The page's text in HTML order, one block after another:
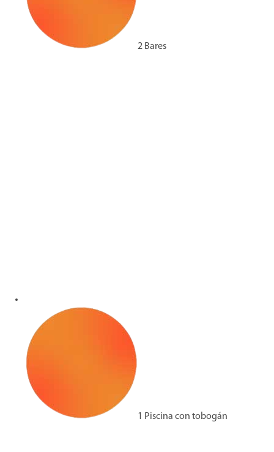
2 Bares
1 Piscina con tobogán